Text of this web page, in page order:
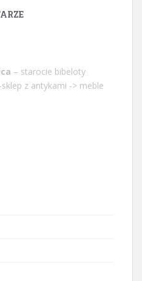
– starocie bibeloty
z antykami -> meble